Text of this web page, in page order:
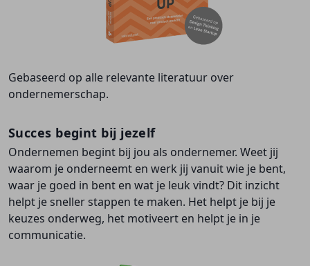
Gebaseerd op alle relevante literatuur over
ondernemerschap.
Succes begint bij jezelf
Ondernemen begint bij jou als ondernemer. Weet jij
waarom je onderneemt en werk jij vanuit wie je bent,
waar je goed in bent en wat je leuk vindt? Dit inzicht
helpt je sneller stappen te maken. Het helpt je bij je
keuzes onderweg, het motiveert en helpt je in je
communicatie.